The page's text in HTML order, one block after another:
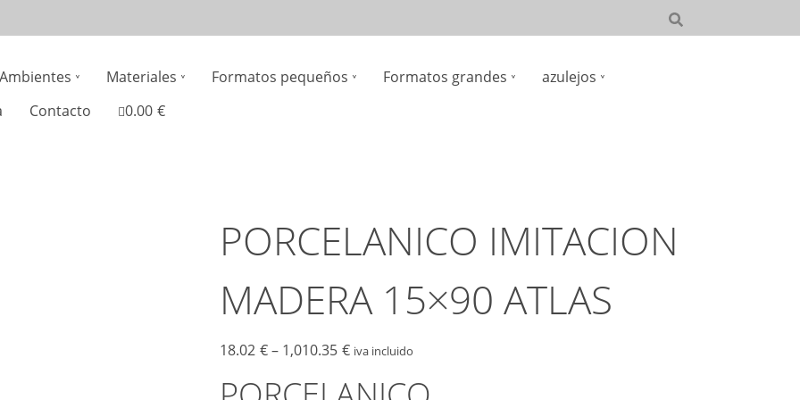
Ambientes Materiales Formatos pequeños Formatos grandes
azulejos
Contacto 0.00 €
PORCELANICO IMITACION
MADERA 15×90 ATLAS
18.02 €– 1,010.35 € iva incluido